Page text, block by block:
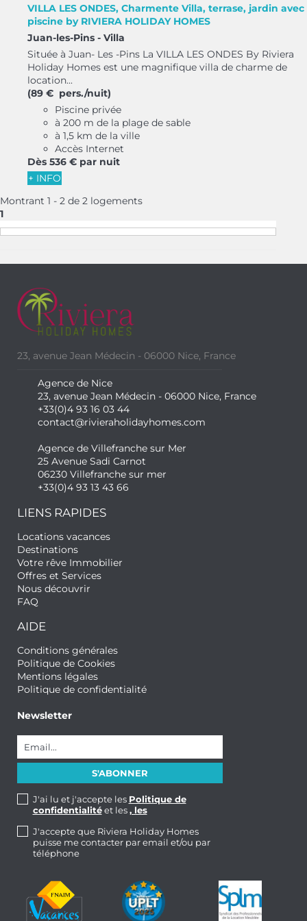
VILLA LES ONDES, Charmente Villa, terrase, jardin avec
piscine by RIVIERA HOLIDAY HOMES
Juan-les-Pins - Villa
Située à Juan- Les -Pins La VILLA LES ONDES By Riviera
Holiday Homes est une magnifique villa de charme de
location...
(89 € pers./nuit)
Piscine privée
à 200 m de la plage de sable
à 1,5 km de la ville
Accès Internet
Dès 536 € par nuit
+ INFO
Montrant 1 - 2 de 2 logements
1
23, avenue Jean Médecin - 06000 Nice, France
Agence de Nice
23, avenue Jean Médecin - 06000 Nice, France
+33(0)4 93 16 03 44
contact@rivieraholidayhomes.com
Agence de Villefranche sur Mer
25 Avenue Sadi Carnot
06230 Villefranche sur mer
+33(0)4 93 13 43 66
LIENS RAPIDES
Locations vacances
Destinations
Votre rêve Immobilier
Offres et Services
Nous découvrir
FAQ
AIDE
Conditions générales
Politique de Cookies
Mentions légales
Politique de confidentialité
Newsletter
J'ai lu et j'accepte les Politique de
confidentialitéet les, les
J'accepte que Riviera Holiday Homes
puisse me contacter par email et/ou par
téléphone